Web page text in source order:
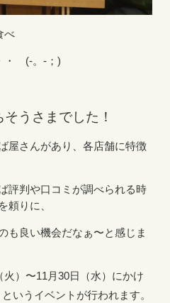
べ
・ (-。-；)
うさまでした！
屋さんがあり、各店舗に特徴
評判や口コミが調べられる時
頼りに、
も良い機会だなぁ〜と感じま
）〜11月30日（水）にかけ
というイベントが行われます。